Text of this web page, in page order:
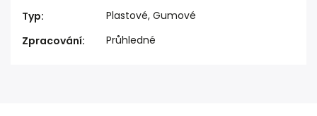
Typ:
Plastové, Gumové
Zpracování: Průhledné